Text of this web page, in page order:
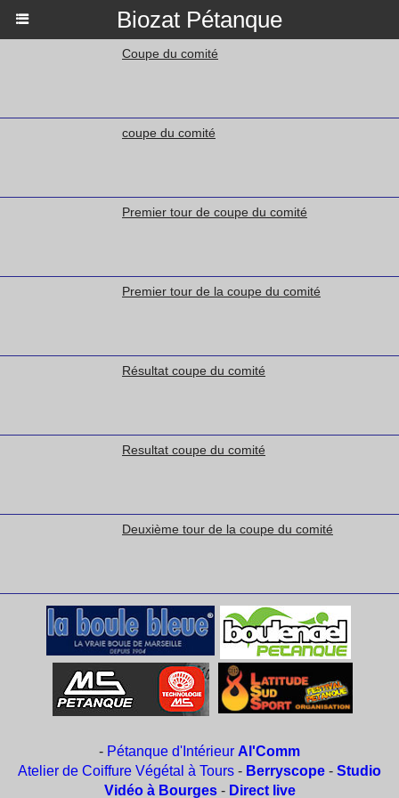
Biozat Pétanque
Coupe du comité
coupe du comité
Premier tour de coupe du comité
Premier tour de la coupe du comité
Résultat coupe du comité
Resultat coupe du comité
Deuxième tour de la coupe du comité
- Pétanque d'Intérieur Al'Comm
Atelier de Coiffure Végétal à Tours - Berryscope - Studio
Vidéo à Bourges- Direct live